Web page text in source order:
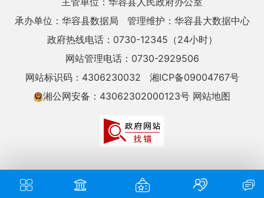
承办单位：华容县数据局
管理维护：华容县大数据中心
政府热线电话：0730-12345（24小时）
网站管理电话：0730-2929506
网站标识码：4306230032
湘ICP备09004767号
湘公网安备：43062302000123号 网站地图